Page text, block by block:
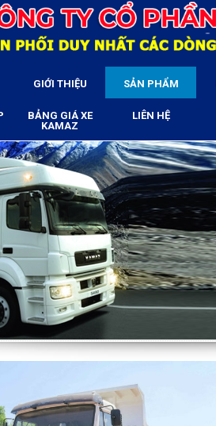
GIỚI THIỆU SẢN PHẨM
BẢNG GIÁ XE
KAMAZ
LIÊN HỆ